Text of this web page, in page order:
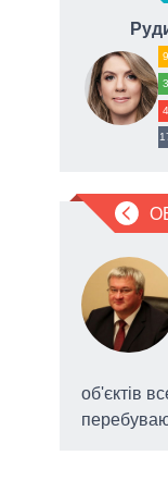
об'єктів